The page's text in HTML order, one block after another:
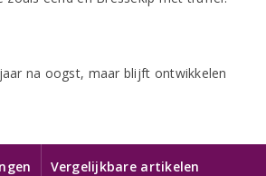
na oogst, maar blijft ontwikkelen
Vergelijkbare artikelen